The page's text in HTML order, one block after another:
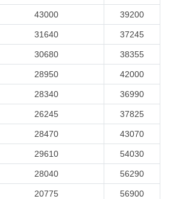
43000 39200
31640 37245
30680 38355
28950 42000
28340 36990
26245 37825
28470 43070
29610 54030
28040 56290
20775 56900